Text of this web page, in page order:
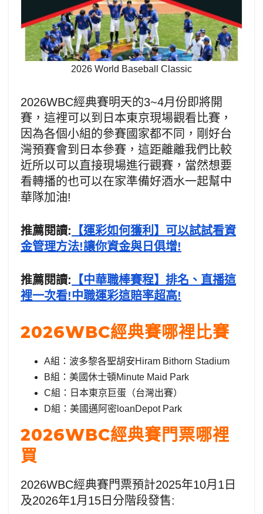
2026 World Baseball Classic
2026WBC經典賽明天的3~4月份即將開
賽，這裡可以到日本東京現場觀看比賽，
因為各個小組的參賽國家都不同，剛好台
灣預賽會到日本參賽，這距離離我們比較
近所以可以直接現場進行觀賽，當然想要
看轉播的也可以在家準備好酒水一起幫中
華隊加油!
推薦閱讀: 【運彩如何獲利】可以試試看資
金管理方法!讓你資金與日俱增!
推薦閱讀: 【中華職棒賽程】排名、直播這
裡一次看!中職運彩這賠率超高!
2026WBC經典賽哪裡比賽
A組：波多黎各聖胡安Hiram Bithorn Stadium
B組：美國休士頓Minute Maid Park
C組：日本東京巨蛋（台灣出賽）
D組：美國邁阿密loanDepot Park
2026WBC經典賽門票哪裡
買
2026WBC經典賽門票預計2025年10月1日
及2026年1月15日分階段發售: